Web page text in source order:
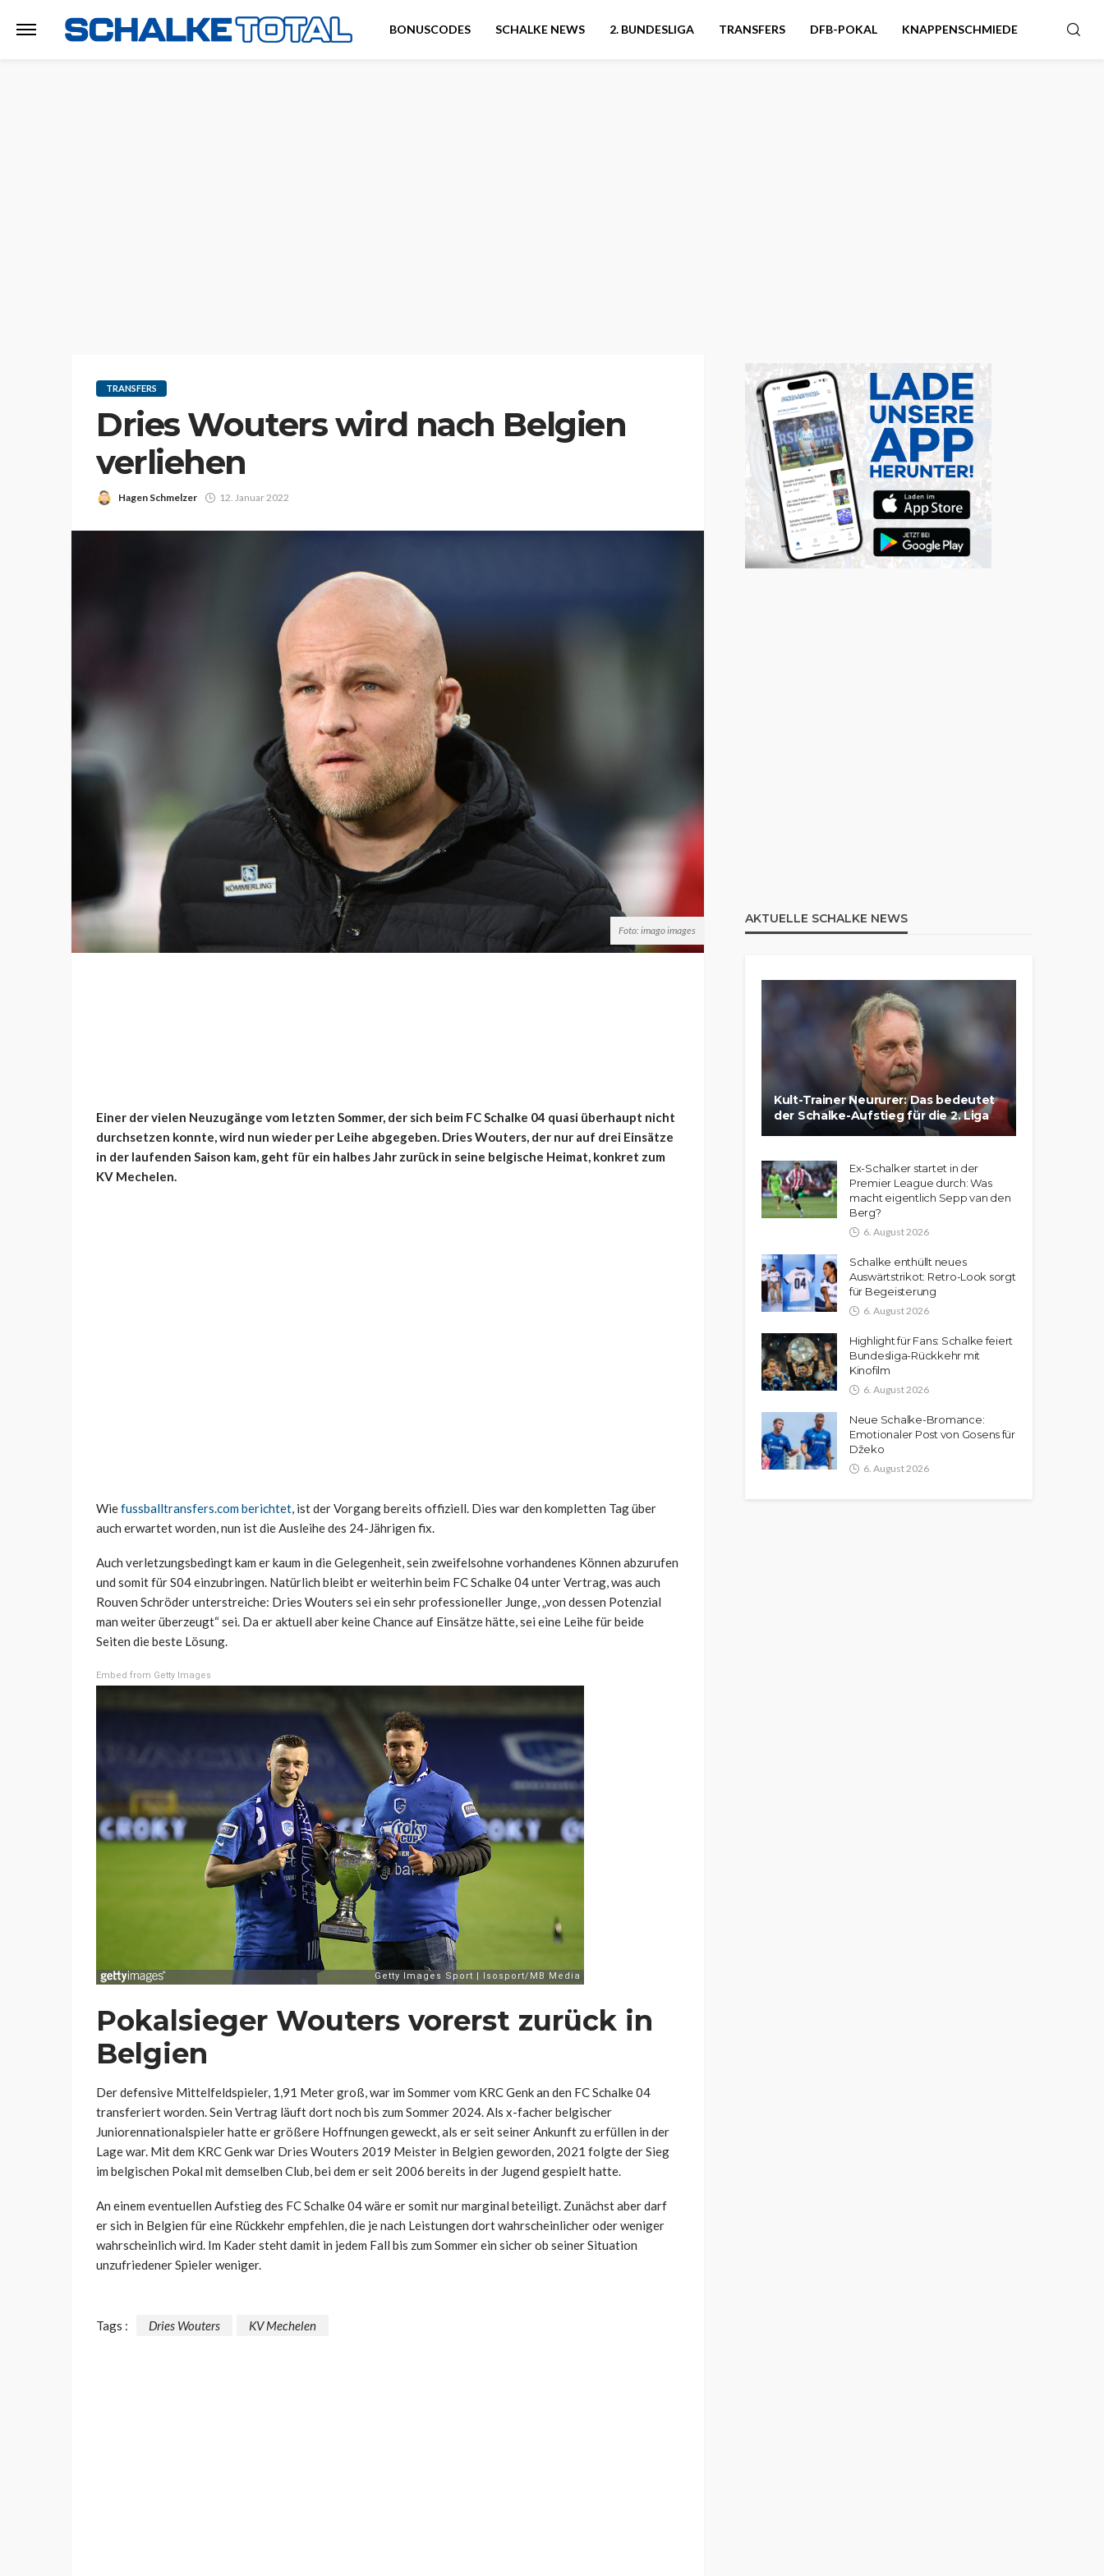
BONUSCODES SCHALKE NEWS 2. BUNDESLIGA TRANSFERS DFB-POKAL KNAPPENSCHMIEDE
TRANSFERS
Dries Wouters wird nach Belgien
verliehen
Hagen Schmelzer 12. Januar 2022
Foto: imago images
Einer der vielen Neuzugänge vom letzten Sommer, der sich beim FC Schalke 04 quasi überhaupt nicht
durchsetzen konnte, wird nun wieder per Leihe abgegeben. Dries Wouters, der nur auf drei Einsätze
in der laufenden Saison kam, geht für ein halbes Jahr zurück in seine belgische Heimat, konkret zum
KV Mechelen.
Wiefussballtransfers.com berichtet, ist der Vorgang bereits offiziell. Dies war den kompletten Tag über
auch erwartet worden, nun ist die Ausleihe des 24-Jährigen fix.
Auch verletzungsbedingt kam er kaum in die Gelegenheit, sein zweifelsohne vorhandenes Können abzurufen
und somit für S04 einzubringen. Natürlich bleibt er weiterhin beim FC Schalke 04 unter Vertrag, was auch
Rouven Schröder unterstreiche: Dries Wouters sei ein sehr professioneller Junge, „von dessen Potenzial
man weiter überzeugt“ sei. Da er aktuell aber keine Chance auf Einsätze hätte, sei eine Leihe für beide
Seiten die beste Lösung.
Embed from Getty Images
Pokalsieger Wouters vorerst zurück in
Belgien
Der defensive Mittelfeldspieler, 1,91 Meter groß, war im Sommer vom KRC Genk an den FC Schalke 04
transferiert worden. Sein Vertrag läuft dort noch bis zum Sommer 2024. Als x-facher belgischer
Juniorennationalspieler hatte er größere Hoffnungen geweckt, als er seit seiner Ankunft zu erfüllen in der
Lage war. Mit dem KRC Genk war Dries Wouters 2019 Meister in Belgien geworden, 2021 folgte der Sieg
im belgischen Pokal mit demselben Club, bei dem er seit 2006 bereits in der Jugend gespielt hatte.
An einem eventuellen Aufstieg des FC Schalke 04 wäre er somit nur marginal beteiligt. Zunächst aber darf
er sich in Belgien für eine Rückkehr empfehlen, die je nach Leistungen dort wahrscheinlicher oder weniger
wahrscheinlich wird. Im Kader steht damit in jedem Fall bis zum Sommer ein sicher ob seiner Situation
unzufriedener Spieler weniger.
Tags : Dries Wouters KV Mechelen
AKTUELLE SCHALKE NEWS
Kult-Trainer Neururer: Das bedeutet
der Schalke-Aufstieg für die 2. Liga
Ex-Schalker startet in der
Premier League durch: Was
macht eigentlich Sepp van den
Berg?
6. August 2026
Schalke enthüllt neues
Auswärtstrikot: Retro-Look sorgt
für Begeisterung
6. August 2026
Highlight für Fans: Schalke feiert
Bundesliga-Rückkehr mit
Kinofilm
6. August 2026
Neue Schalke-Bromance:
Emotionaler Post von Gosens für
Džeko
6. August 2026